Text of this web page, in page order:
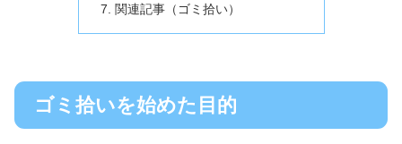
関連記事（ゴミ拾い）
ゴミ拾いを始めた目的